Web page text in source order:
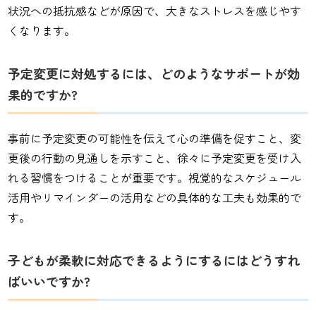
状況への抵抗感などが原因で、大きなストレスを感じやす
くなります。
予定変更に対処するには、どのようなサポートが効
果的ですか?
事前に予定変更の可能性を伝えて心の準備を促すこと、変
更後の行動の見通しを示すこと、徐々に予定変更を受け入
れる習慣をつけることが重要です。視覚的なスケジュール
活用やリマインダーの活用などの具体的な工夫も効果的で
す。
子どもが柔軟に対応できるようにするにはどうすれ
ばいいですか?